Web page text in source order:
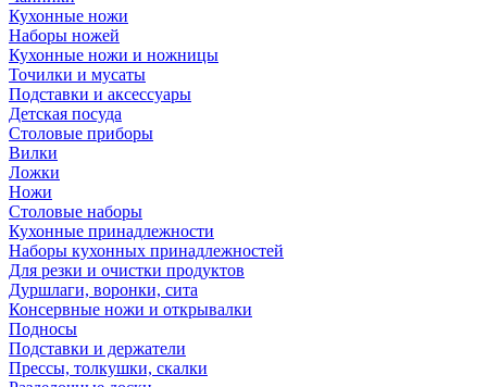
Кухонные ножи
Наборы ножей
Кухонные ножи и ножницы
Точилки и мусаты
Подставки и аксессуары
Детская посуда
Столовые приборы
Вилки
Ложки
Ножи
Столовые наборы
Кухонные принадлежности
Наборы кухонных принадлежностей
Для резки и очистки продуктов
Дуршлаги, воронки, сита
Консервные ножи и открывалки
Подносы
Подставки и держатели
Прессы, толкушки, скалки